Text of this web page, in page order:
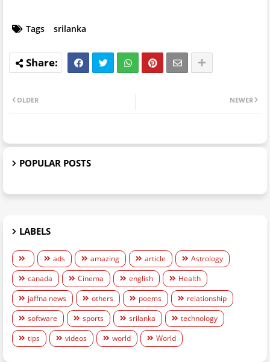
Tags srilanka
NEWER
OLDER
POPULAR POSTS
LABELS
ads amazing article
Astrology
canada
Cinema english
Health
jaffna news
others poems
relationship
software
sports srilanka
technology
tips
videos world World